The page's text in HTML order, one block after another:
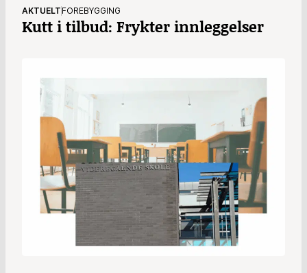
AKTUELT FOREBYGGING
Kutt i tilbud: Frykter innleggelser